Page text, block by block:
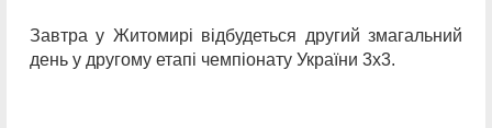
Завтра у Житомирі відбудеться другий змагальний
день у другому етапі чемпіонату України 3х3.